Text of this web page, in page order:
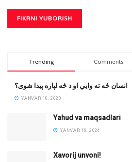
Trending Comments
انسان څه ته وایي او د څه لپاره پیدا شوی؟
YANVAR 10, 2023
Yahud va maqsadlari
YANVAR 16, 2024
Xavorij unvoni!